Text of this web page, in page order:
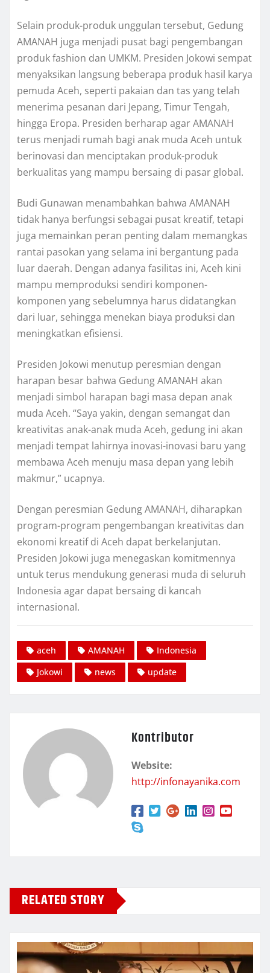
Selain produk-produk unggulan tersebut, Gedung
AMANAH juga menjadi pusat bagi pengembangan
produk fashion dan UMKM. Presiden Jokowi sempat
menyaksikan langsung beberapa produk hasil karya
pemuda Aceh, seperti pakaian dan tas yang telah
menerima pesanan dari Jepang, Timur Tengah,
hingga Eropa. Presiden berharap agar AMANAH
terus menjadi rumah bagi anak muda Aceh untuk
berinovasi dan menciptakan produk-produk
berkualitas yang mampu bersaing di pasar global.
Budi Gunawan menambahkan bahwa AMANAH
tidak hanya berfungsi sebagai pusat kreatif, tetapi
juga memainkan peran penting dalam memangkas
rantai pasokan yang selama ini bergantung pada
luar daerah. Dengan adanya fasilitas ini, Aceh kini
mampu memproduksi sendiri komponen-
komponen yang sebelumnya harus didatangkan
dari luar, sehingga menekan biaya produksi dan
meningkatkan efisiensi.
Presiden Jokowi menutup peresmian dengan
harapan besar bahwa Gedung AMANAH akan
menjadi simbol harapan bagi masa depan anak
muda Aceh. “Saya yakin, dengan semangat dan
kreativitas anak-anak muda Aceh, gedung ini akan
menjadi tempat lahirnya inovasi-inovasi baru yang
membawa Aceh menuju masa depan yang lebih
makmur,” ucapnya.
Dengan peresmian Gedung AMANAH, diharapkan
program-program pengembangan kreativitas dan
ekonomi kreatif di Aceh dapat berkelanjutan.
Presiden Jokowi juga menegaskan komitmennya
untuk terus mendukung generasi muda di seluruh
Indonesia agar dapat bersaing di kancah
internasional.
aceh AMANAH
Indonesia
Jokowi
news update
Kontributor
Website:
http://infonayanika.com
RELATED STORY